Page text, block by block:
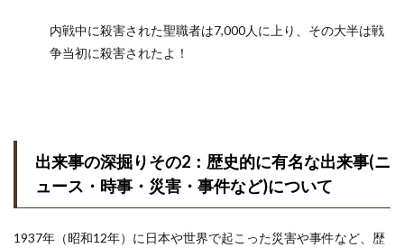
内戦中に殺害された聖職者は7,000人に上り、その大半は戦
争当初に殺害されたよ！
出来事の深掘りその2：歴史的に有名な出来事(ニ
ュース・時事・災害・事件など)について
1937年（昭和12年）に日本や世界で起こった災害や事件など、歴